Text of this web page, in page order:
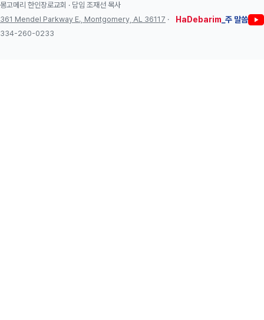
몽고메리 한인장로교회 · 담임 조재선 목사
361 Mendel Parkway E., Montgomery, AL 36117 ·
334-260-0233
HaDebarim _주 말씀